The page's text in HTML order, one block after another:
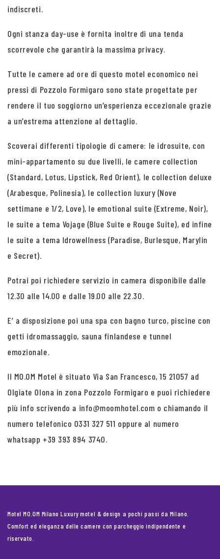
indiscreti.
Ogni stanza day-use è fornita inoltre di una tenda
scorrevole che garantirà la massima privacy.
Tutte le camere ad ore di questo motel economico nei
pressi di Pozzolo Formigaro sono state progettate per
rendere il tuo soggiorno un’esperienza eccezionale grazie
a un’estrema attenzione al dettaglio.
Scoverai differenti tipologie di camere: le idrosuite, con
mini-appartamento su due livelli, le camere collection
(Standard, Lotus, Lipstick, Red Orient), le collection deluxe
(Arabesque, Polinesia), le collection luxury (Nove
settimane e 1/2, Love), le emotional suite (Extreme, Noir),
le suite a tema Vojage (Blue Suite e Rouge Suite), ed infine
le suite a tema Idrowellness (Paradise, Burlesque, Marylin
e Secret).
Potrai poi richiedere servizio in camera disponibile dalle
12.30 alle 14.00 e dalle 19.00 alle 22.30.
E’ a disposizione poi una spa con bagno turco, piscine con
getti idromassaggio, sauna finlandese e tunnel
emozionale.
Il MO.OM Motel è situato Via San Francesco, 15 21057 ad
Olgiate Olona in zona Pozzolo Formigaro e puoi richiedere
più info scrivendo a info@moomhotel.com o chiamando il
numero telefonico 0331 327 511 oppure al numero
whatsapp +39 393 894 3740.
Motel MO.OM Milano Luxury motel & design a pochi passi da Milano.
Comfort ed eleganza delle camere con parcheggio indipendente e
riservato.